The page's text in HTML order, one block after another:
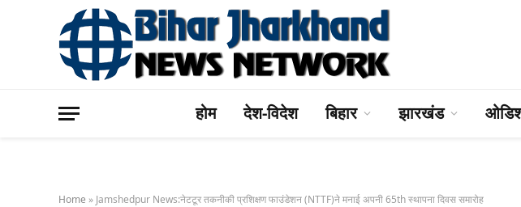
होम देश-विदेश बिहार झारखंड
Home » Jamshedpur News:नेटटूर तकनीकी प्रशिक्षण फाउंडेशन (NTTF)ने मनाई अपनी 65th स्थापना दिवस समारोह